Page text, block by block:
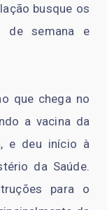
busque os
de semana e
que chega no
a vacina da
e deu início à
da Saúde.
para o